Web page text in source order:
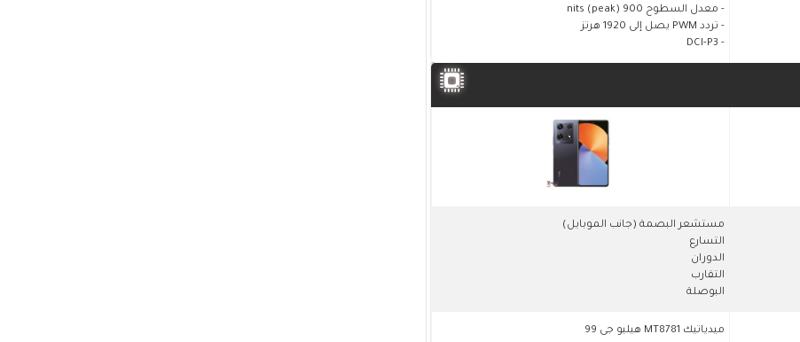
- معدل السطوح 900 nits (peak)
- تردد PWM يصل إلى 1920 هرتز
- DCI-P3
مستشعر البصمة (جانب الموبايل)
التسارع
الدوران
التقارب
البوصلة
ميدياتيك MT8781 هيليو جى 99